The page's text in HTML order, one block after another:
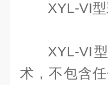
XYL-VI
XYL-VI
术，不包含